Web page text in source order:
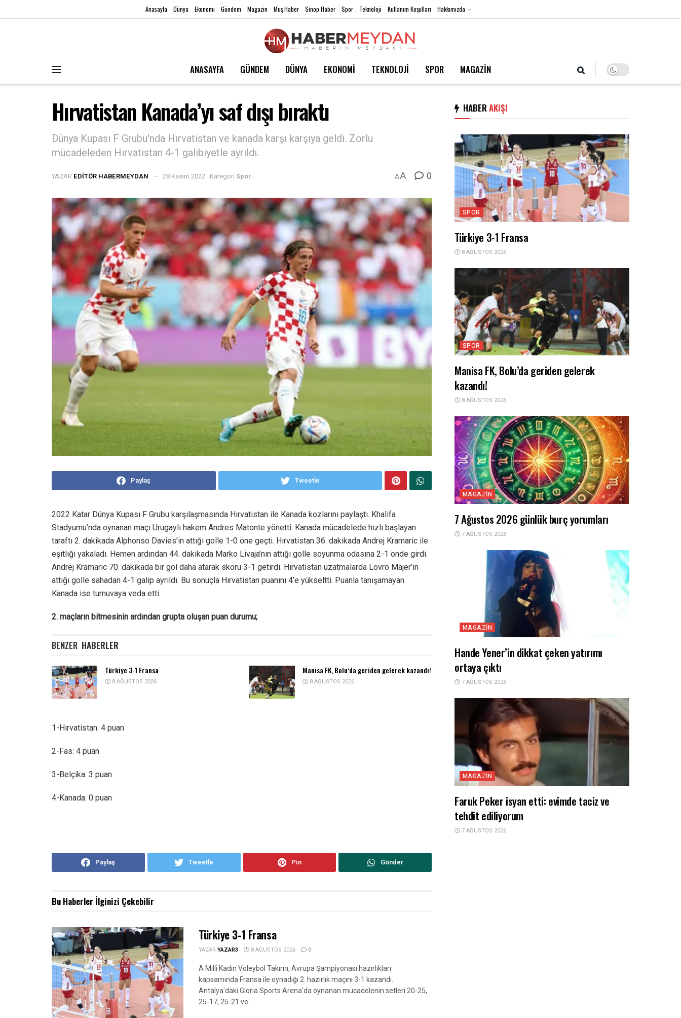
Anasayfa Dünya Ekonomi Gündem Magazin Muş Haber Sinop Haber Spor Teknoloji Kullanım Koşulları Hakkımızda
ANASAYFA GÜNDEM DÜNYA EKONOMİ TEKNOLOJİ SPOR MAGAZİN
Hırvatistan Kanada’yı saf dışı bıraktı
Dünya Kupası F Grubu'nda Hırvatistan ve kanada karşı karşıya geldi. Zorlu
mücadeleden Hırvatistan 4-1 galibiyetle ayrıldı.
YAZAR EDITÖR HABERMEYDAN 28 Kasım 2022 Kategori Spor AA 0
Paylaş Tweetle
2022 Katar Dünya Kupası F Grubu karşılaşmasında Hırvatistan ile Kanada kozlarını paylaştı. Khalifa
Stadyumu’nda oynanan maçı Urugaylı hakem Andres Matonte yönetti. Kanada mücadelede hızlı başlayan
taraftı 2. dakikada Alphonso Davies’in attığı golle 1-0 öne geçti. Hırvatistan 36. dakikada Andrej Kramaric ile
eşitliği yakaladı. Hemen ardından 44. dakikada Marko Livaja’nın attığı golle soyunma odasına 2-1 önde girdi.
Andrej Kramaric 70. dakikada bir gol daha atarak skoru 3-1 getirdi. Hırvatistan uzatmalarda Lovro Majer’in
attığı golle sahadan 4-1 galip ayrıldı. Bu sonuçla Hırvatistan puanını 4’e yükseltti. Puanla tanışamayan
Kanada ise turnuvaya veda etti.
2. maçların bitmesinin ardından grupta oluşan puan durumu;
BENZER HABERLER
Türkiye 3-1 Fransa
8 AĞUSTOS 2026
Manisa FK, Bolu’da geriden gelerek kazandı!
8 AĞUSTOS 2026
1-Hırvatistan: 4 puan
2-Fas: 4 puan
3-Belçika: 3 puan
4-Kanada: 0 puan
Paylaş Tweetle Pin Gönder
Bu Haberler İlginizi Çekebilir
Türkiye 3-1 Fransa
YAZAR YAZAR3 8 AĞUSTOS 2026 0
A Milli Kadın Voleybol Takımı, Avrupa Şampiyonası hazırlıkları
kapsamında Fransa ile oynadığı 2. hazırlık maçını 3-1 kazandı.
Antalya'daki Gloria Sports Arena'da oynanan mücadelenin setleri 20-25,
25-17, 25-21 ve...
HABER AKIŞI
SPOR
Türkiye 3-1 Fransa
8 AĞUSTOS 2026
SPOR
Manisa FK, Bolu’da geriden gelerek
kazandı!
8 AĞUSTOS 2026
MAGAZIN
7 Ağustos 2026 günlük burç yorumları
7 AĞUSTOS 2026
MAGAZIN
Hande Yener’in dikkat çeken yatırımı
ortaya çıktı
7 AĞUSTOS 2026
MAGAZIN
Faruk Peker isyan etti: evimde taciz ve
tehdit ediliyorum
7 AĞUSTOS 2026